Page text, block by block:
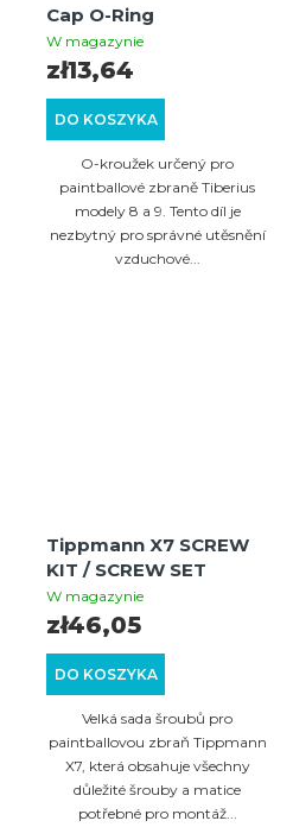
Cap O-Ring
W magazynie
DO KOSZYKA
zł13,64
O-kroužek určený pro
paintballové zbraně Tiberius
modely 8 a 9. Tento díl je
nezbytný pro správné utěsnění
vzduchové...
Tippmann X7 SCREW
KIT / SCREW SET
W magazynie
DO KOSZYKA
zł46,05
Velká sada šroubů pro
paintballovou zbraň Tippmann
X7, která obsahuje všechny
důležité šrouby a matice
potřebné pro montáž...